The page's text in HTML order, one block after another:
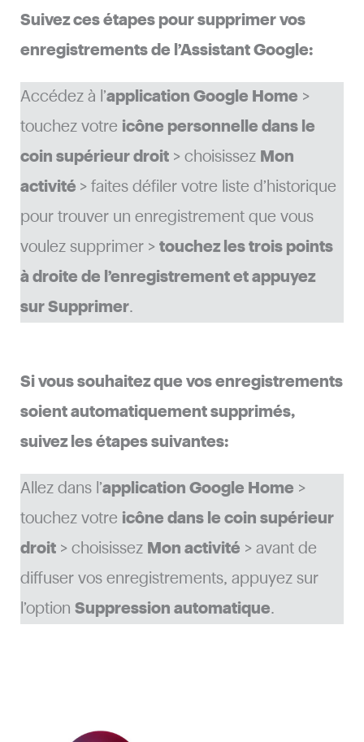
Suivez ces étapes pour supprimer vos
enregistrements de l’Assistant Google:
Accédez à l’application Google Home >
touchez votre icône personnelle dans le
coin supérieur droit> choisissez Mon
activité > faites défiler votre liste d’historique
pour trouver un enregistrement que vous
voulez supprimer > touchez les trois points
à droite de l’enregistrement et appuyez
sur Supprimer.
Si vous souhaitez que vos enregistrements
soient automatiquement supprimés,
suivez les étapes suivantes:
Allez dans l’application Google Home >
touchez votre icône dans le coin supérieur
droit> choisissez Mon activité > avant de
diffuser vos enregistrements, appuyez sur
l’option Suppression automatique.